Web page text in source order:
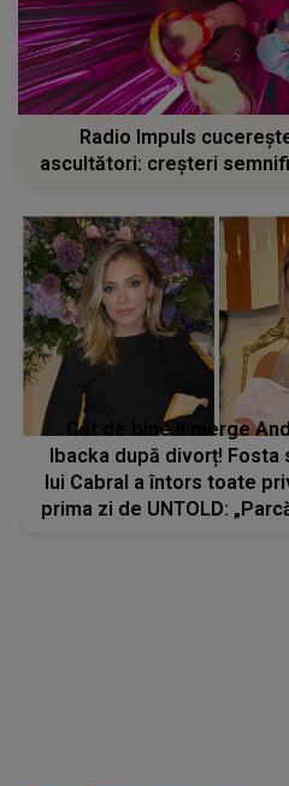
Radio Impuls
ascultători: creșteri
Cât de bine îi merge
Ibacka după divorț! Fosta
lui Cabral a întors toate
prima zi de UNTOLD: